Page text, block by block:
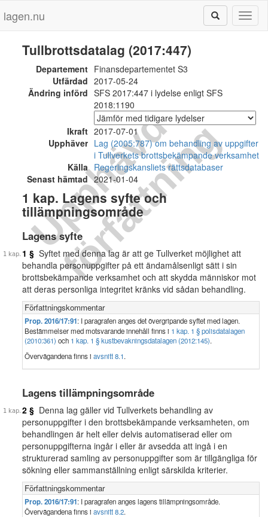
lagen.nu
U
p
p
h
ä
v
d
f
ö
r
f
a
t
t
n
i
n
g
Tullbrottsdatalag (2017:447)
Departement Finansdepartementet S3
Utfärdad 2017-05-24
Ändring införd SFS 2017:447 i lydelse enligt SFS
2018:1190
Ikraft 2017-07-01
Upphäver Lag (2005:787) om behandling av uppgifter
i Tullverkets brottsbekämpande verksamhet
Källa Regeringskansliets rättsdatabaser
Senast hämtad 2021-01-04
1 kap. Lagens syfte och
tillämpningsområde
Lagens syfte
1 § Syftet med denna lag är att ge Tullverket möjlighet att
behandla personuppgifter på ett ändamålsenligt sätt i sin
brottsbekämpande verksamhet och att skydda människor mot
att deras personliga integritet kränks vid sådan behandling.
Författningskommentar
Prop. 2016/17:91: I paragrafen anges det övergripande syftet med lagen.
Bestämmelser med motsvarande innehåll finns i 1 kap. 1 § polisdatalagen
(2010:361) och 1 kap. 1 § kustbevakningsdatalagen (2012:145).
Övervägandena finns i avsnitt 8.1.
Lagens tillämpningsområde
2 § Denna lag gäller vid Tullverkets behandling av
personuppgifter i den brottsbekämpande verksamheten, om
behandlingen är helt eller delvis automatiserad eller om
personuppgifterna ingår i eller är avsedda att ingå i en
strukturerad samling av personuppgifter som är tillgängliga för
sökning eller sammanställning enligt särskilda kriterier.
Författningskommentar
Prop. 2016/17:91: I paragrafen anges lagens tillämpningsområde.
Övervägandena finns i avsnitt 8.2.